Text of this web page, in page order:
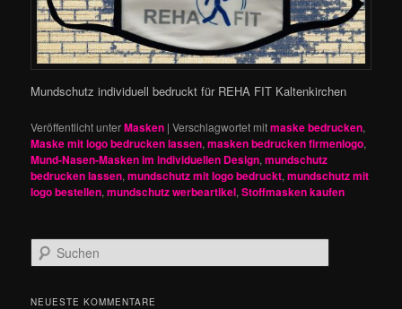
Mundschutz individuell bedruckt für REHA FIT Kaltenkirchen
Veröffentlicht unterMasken |Verschlagwortet mitmaske bedrucken,
Maske mit logo bedrucken lassen,masken bedrucken firmenlogo,
Mund-Nasen-Masken im individuellen Design,mundschutz
bedrucken lassen,mundschutz mit logo bedruckt,mundschutz mit
logo bestellen,mundschutz werbeartikel,Stoffmasken kaufen
u
h
NEUESTE KOMMENTARE